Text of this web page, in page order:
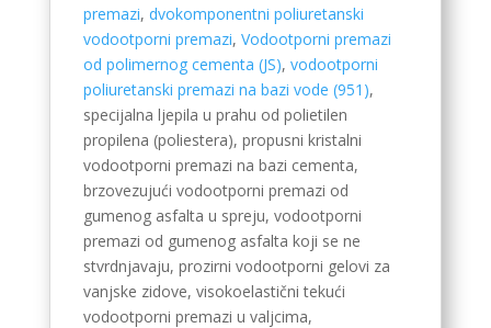
premazi, dvokomponentni poliuretanski
vodootporni premazi, Vodootporni premazi
od polimernog cementa (JS), vodootporni
poliuretanski premazi na bazi vode (951),
specijalna ljepila u prahu od polietilen
propilena (poliestera), propusni kristalni
vodootporni premazi na bazi cementa,
brzovezujući vodootporni premazi od
gumenog asfalta u spreju, vodootporni
premazi od gumenog asfalta koji se ne
stvrdnjavaju, prozirni vodootporni gelovi za
vanjske zidove, visokoelastični tekući
vodootporni premazi u valjcima,
Czech
Welsh
Danish
Lower Sorbian
Dzongkha
Estonian
Basque
Icelandic
Galician